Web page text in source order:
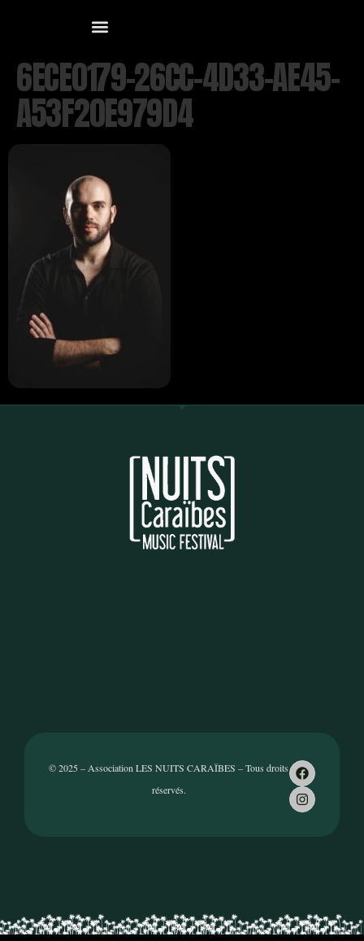
6ECE0179-26CC-4D33-AE45-
A53F20E979D4
© 2025 – Association LES NUITS CARAÏBES – Tous droits
réservés.